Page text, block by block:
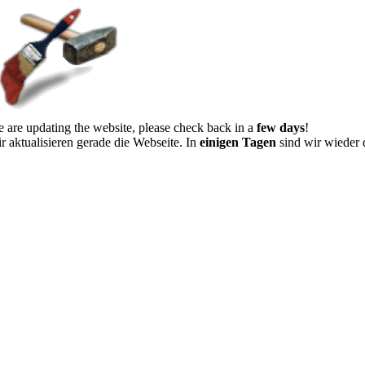
are updating the website, please check back in a few days!
aktualisieren gerade die Webseite. In einigen Tagen sind wir wieder